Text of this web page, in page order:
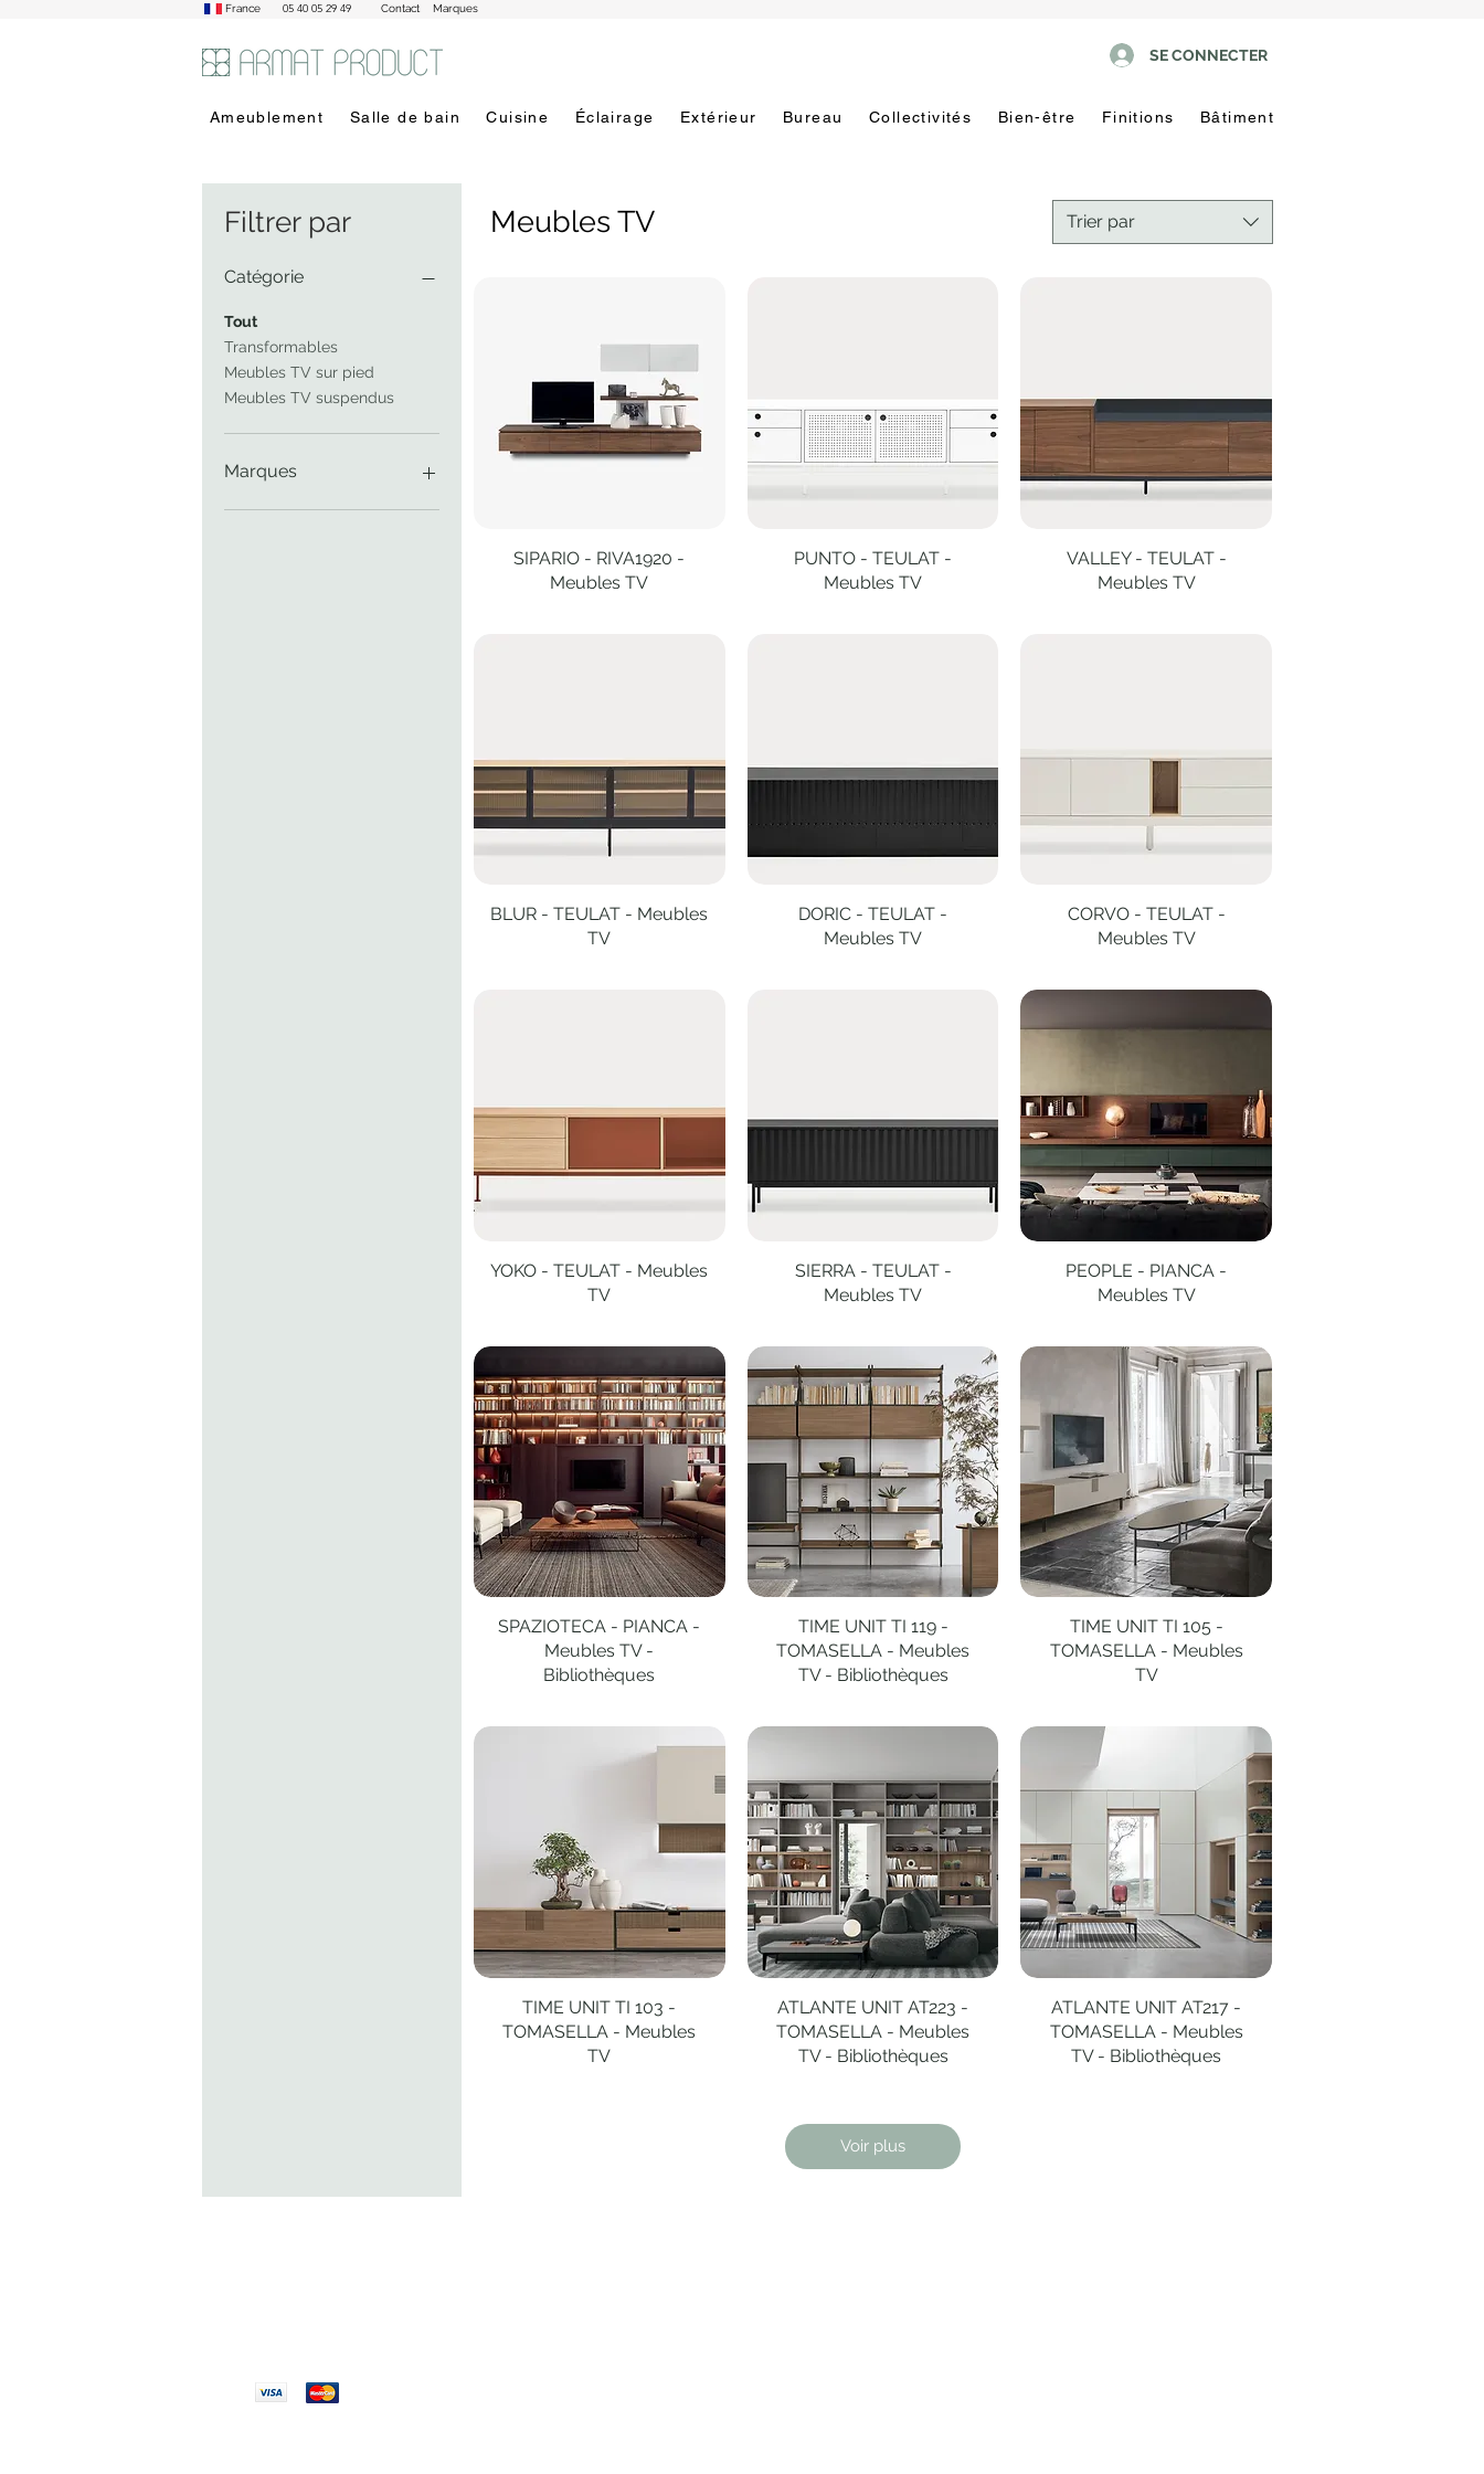
France 05 40 05 29 49 Contact Marques
SE CONNECTER
Ameublement Salle de bain Cuisine Éclairage Extérieur Bureau Collectivités Bien-être Finitions Bâtiment
Filtrer par
Catégorie
Tout
Transformables
Meubles TV sur pied
Meubles TV suspendus
Marques
ALTACOM
Trier par
Aperçu rapide
SIPARIO - RIVA1920 -
Meubles TV
Aperçu rapide
PUNTO - TEULAT -
Meubles TV
Aperçu rapide
VALLEY - TEULAT -
Meubles TV
Aperçu rapide
BLUR - TEULAT - Meubles
TV
Aperçu rapide
DORIC - TEULAT -
Meubles TV
Aperçu rapide
CORVO - TEULAT -
Meubles TV
Aperçu rapide
YOKO - TEULAT - Meubles
TV
Aperçu rapide
SIERRA - TEULAT -
Meubles TV
Aperçu rapide
PEOPLE - PIANCA -
Meubles TV
Aperçu rapide
SPAZIOTECA - PIANCA -
Meubles TV -
Bibliothèques
Aperçu rapide
TIME UNIT TI 119 -
TOMASELLA - Meubles
TV - Bibliothèques
Aperçu rapide
TIME UNIT TI 105 -
TOMASELLA - Meubles
TV
Aperçu rapide
TIME UNIT TI 103 -
TOMASELLA - Meubles
TV
Aperçu rapide
ATLANTE UNIT AT223 -
TOMASELLA - Meubles
TV - Bibliothèques
Aperçu rapide
ATLANTE UNIT AT217 -
TOMASELLA - Meubles
TV - Bibliothèques
Voir plus
Meubles TV